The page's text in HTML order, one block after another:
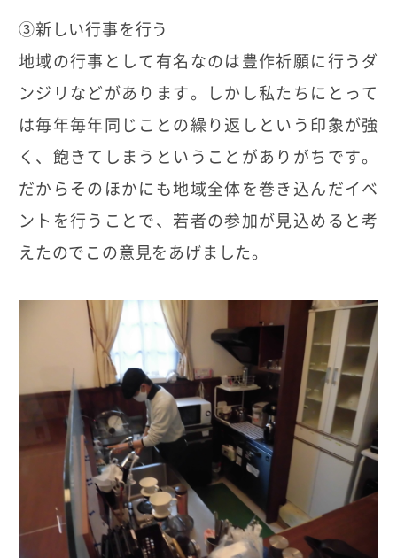
③新しい行事を行う
地域の行事として有名なのは豊作祈願に行うダ
ンジリなどがあります。しかし私たちにとって
は毎年毎年同じことの繰り返しという印象が強
く、飽きてしまうということがありがちです。
だからそのほかにも地域全体を巻き込んだイベ
ントを行うことで、若者の参加が見込めると考
えたのでこの意見をあげました。